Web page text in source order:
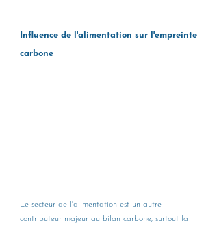
Influence de l'alimentation sur l'empreinte
carbone
Le secteur de l'alimentation est un autre
contributeur majeur au bilan carbone, surtout la